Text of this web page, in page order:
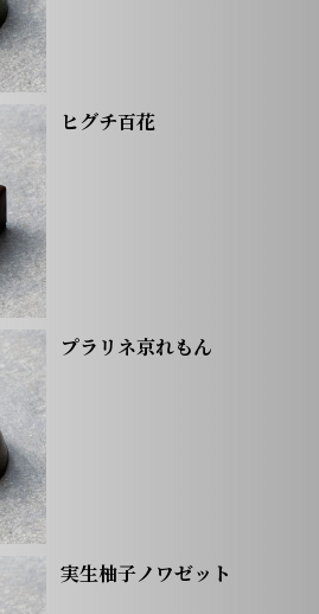
ヒグチ百花
プラリネ京れもん
実生柚子ノワゼット